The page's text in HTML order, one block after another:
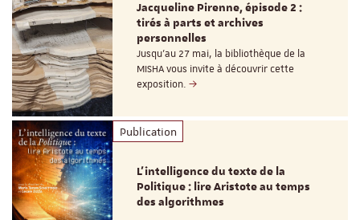
Jacqueline Pirenne, épisode 2 :
tirés à parts et archives
personnelles
Jusqu’au 27 mai, la bibliothèque de la
MISHA vous invite à découvrir cette
exposition.
Publication
L’intelligence du texte de la
Politique : lire Aristote au temps
des algorithmes